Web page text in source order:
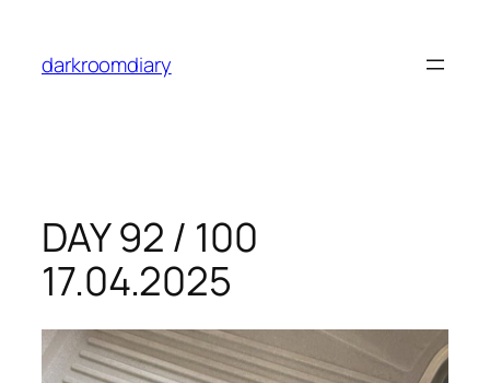
content
darkroomdiary
DAY 92 / 100
17.04.2025